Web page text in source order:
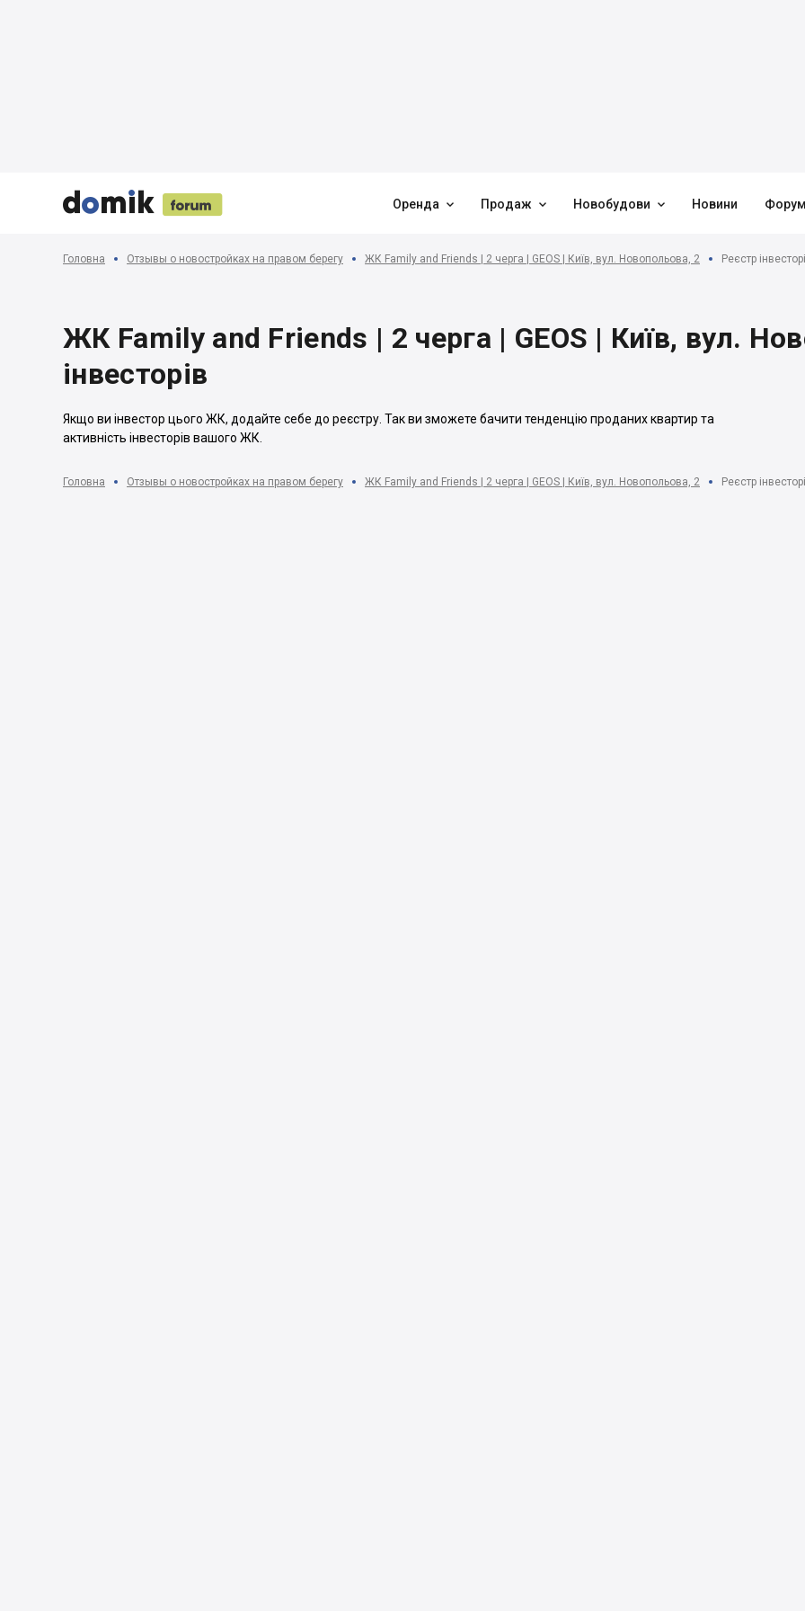


 
 Оренда  Продаж  Новобудови  Новини
Головна Отзывы о новостройках на правом берегу ЖК Family and Friends | 2 черга | GEOS | Київ, вул. Новопольова, 2 Реєстр
ЖК Family and Friends | 2 черга | GEOS | Київ, вул.
інвесторів
Якщо ви інвестор цього ЖК, додайте себе до реєстру. Так ви зможете бачити тенденцію проданих квартир та
активність інвесторів вашого ЖК.
Головна Отзывы о новостройках на правом берегу ЖК Family and Friends | 2 черга | GEOS | Київ, вул. Новопольова, 2 Реєстр